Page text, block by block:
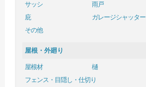
サッシ
雨戸
庇
ガレージシャッター
その他
屋根・外廻り
屋根材
樋
フェンス・目隠し・仕切り